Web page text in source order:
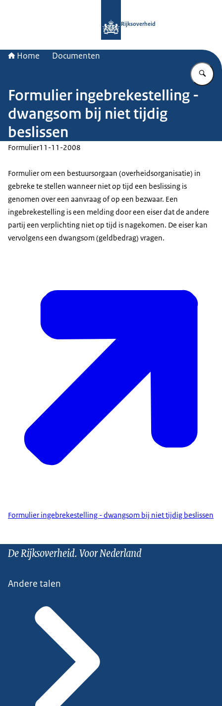
Rijksoverheid
Home Documenten
Formulier ingebrekestelling -
dwangsom bij niet tijdig
beslissen
Formulier11-11-2008
Formulier om een bestuursorgaan (overheidsorganisatie) in
gebreke te stellen wanneer niet op tijd een beslissing is
genomen over een aanvraag of op een bezwaar. Een
ingebrekestelling is een melding door een eiser dat de andere
partij een verplichting niet op tijd is nagekomen. De eiser kan
vervolgens een dwangsom (geldbedrag) vragen.
Formulier ingebrekestelling - dwangsom bij niet tijdig beslissen
De Rijksoverheid. Voor Nederland
Andere talen